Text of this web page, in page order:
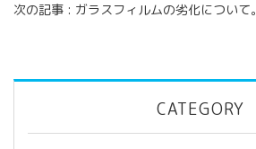
次の記事 : ガラスフィルムの劣化について。
CATEGORY